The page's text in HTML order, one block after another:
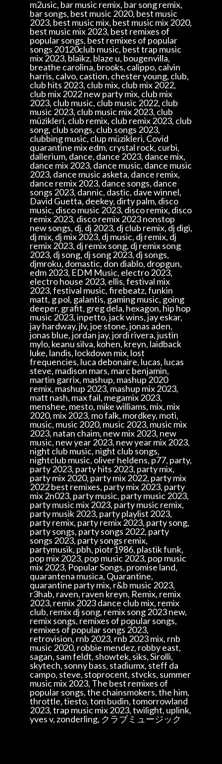
m2usic, bar music remix, bar song remix,
bar songs, best music 2020, best music
2023, best music mix, best music mix 2020,
best music mix 2023, best remixes of
popular songs, best remixes of popular
songs 20120club music, best trap music
mix 2023, blaikz, blaze u, bougenvilla,
breathe carolina, brooks, calippo, calvin
harris, calvo, castion, chester young, club,
club hits 2023, club mix, club mix 2022,
club mix 2022 new party mix, club mix
2023, club music, club music 2022, club
music 2023, club music mix 2023, club
müzikleri, club remix, club remix 2023, club
song, club songs, club songs 2023,
clubbing music, clup müzikleri, Covid
quarantine mix edm, crystal rock, curbi,
dallerium, dance, dance 2023, dance mix,
dance mix 2023, dance music, dance music
2023, dance music asketa, dance remix,
dance remix 2023, dance songs, dance
songs 2023, dannic, dastic, dave winnel,
David Guetta, deekey, dirty palm, disco
music, disco music 2023, disco remix, disco
remix 2023, disco remix 2023 nonstop
new songs, dj, dj 2023, dj club remix, dj digi,
dj mix, dj mix 2023, dj music, dj remix, dj
remix 2023, dj remix song, dj remix song
2023, dj song, dj song 2023, dj songs,
djmroku, domastic, don diablo, dropgun,
edm 2023, EDM Music, electro 2023,
electro house 2023, ellis, festival mix
2023, festival music, firebeatz, funkin
matt, g pol, galantis, gaming music, going
deeper, grafit, greg dela, hexagon, hip hop
music 2023, inpetto, jack wins, jay eskar,
jay hardway, jlv, joe stone, jonas aden,
jonas blue, jordan jay, jordi rivera, justin
mylo, keanu silva, kohen, kreyn, laidback
luke, landis, lockdown mix, lost
frequencies, luca debonaire, lucas, lucas
steve, madison mars, marc benjamin,
martin garrix, mashup, mashup 2020
remix, mashup 2023, mashup mix 2023,
matt nash, max fail, megamix 2023,
menshee, mesto, mike williams, mix, mix
2020, mix 2023, mo falk, mordkey, moti,
music, music 2020, music 2023, music mix
2023, natan chaim, new mix 2023, new
music, new year 2023, new year mix 2023,
night club music, night club songs,
nightclub music, oliver heldens, p77, party,
party 2023, party hits 2023, party mix,
party mix 2020, party mix 2022, party mix
2022 best remixes, party mix 2023, party
mix 2n023, party music, party music 2023,
party music mix 2023, party music remix,
party musik 2023, party playlist 2023,
party remix, party remix 2023, party song,
party songs, party songs 2022, party
songs 2023, party songs remix,
partymusik, pbh, piotr1986, plastik funk,
pop mix 2023, pop music 2023, pop music
mix 2023, Popular Songs, promise land,
quarantena musica, Quarantine,
quarantine party mix, r&b music 2023,
r3hab, raven, raven kreyn, Remix, remix
2023, remix 2023 dance club mix, remix
club, remix dj song, remix song 2023 new,
remix songs, remixes of popular songs,
remixes of popular songs 2023,
retrovision, rnb 2023, rnb 2023 mix, rnb
music 2020, robbie mendez, robby east,
sagan, sam feldt, showtek, siks, Sirolli,
skytech, sonny bass, stadiumx, steff da
campo, steve, stoprocent, stvcks, summer
music mix 2023, The best remixes of
popular songs, the chainsmokers, the him,
throttle, tiesto, tom budin, tomorrowland
2023, trap music mix 2023, twilight, uplink,
yves v, zonderling, クラブミュージック